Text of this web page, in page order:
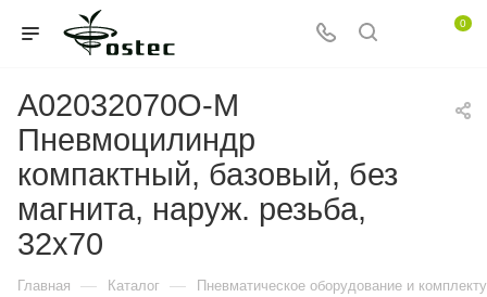
0
A02032070O-M
Пневмоцилиндр
компактный, базовый, без
магнита, наруж. резьба,
32x70
Главная — Каталог — Пневматическое оборудование и